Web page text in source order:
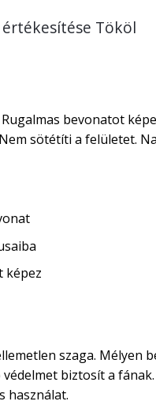
Tököl
bevonatot
sötétíti a felületet.
képez
szaga. Mélyen
biztosít a
használat.